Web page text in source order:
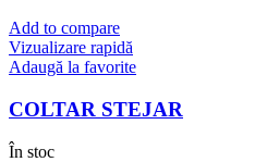
Add to compare
Vizualizare rapidă
Adaugă la favorite
COLTAR STEJAR
În stoc